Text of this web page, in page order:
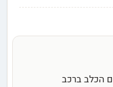
הכלב ברכב